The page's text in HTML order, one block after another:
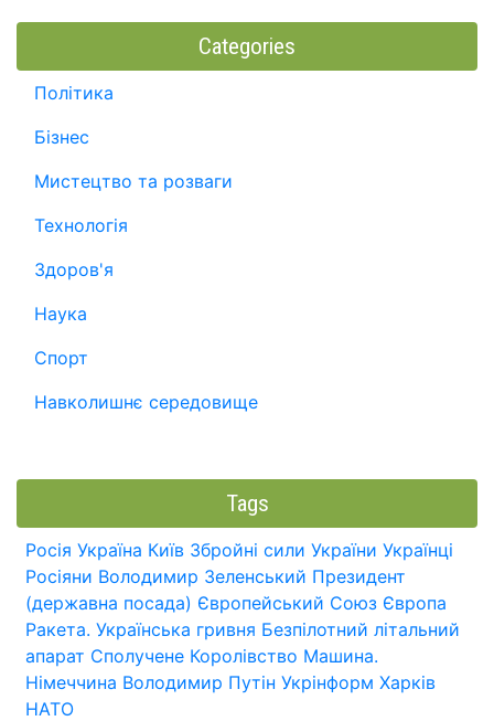
Categories
Політика
Бізнес
Мистецтво та розваги
Технологія
Здоров'я
Наука
Спорт
Навколишнє середовище
Tags
Росія Україна Київ Збройні сили України Українці
Росіяни Володимир Зеленський Президент
(державна посада) Європейський Союз Європа
Ракета. Українська гривня Безпілотний літальний
апарат Сполучене Королівство Машина.
Німеччина Володимир Путін Укрінформ Харків
НАТО